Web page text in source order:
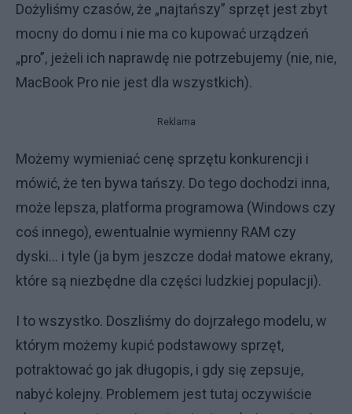
Dożyliśmy czasów, że „najtańszy” sprzęt jest zbyt
mocny do domu i nie ma co kupować urządzeń
„pro”, jeżeli ich naprawdę nie potrzebujemy (nie, nie,
MacBook Pro nie jest dla wszystkich).
Reklama
Możemy wymieniać cenę sprzętu konkurencji i
mówić, że ten bywa tańszy. Do tego dochodzi inna,
może lepsza, platforma programowa (Windows czy
coś innego), ewentualnie wymienny RAM czy
dyski… i tyle (ja bym jeszcze dodał matowe ekrany,
które są niezbędne dla części ludzkiej populacji).
I to wszystko. Doszliśmy do dojrzałego modelu, w
którym możemy kupić podstawowy sprzęt,
potraktować go jak długopis, i gdy się zepsuje,
nabyć kolejny. Problemem jest tutaj oczywiście